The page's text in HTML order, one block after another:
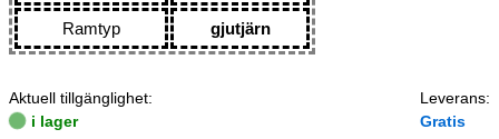
Ramtyp gjutjärn
Aktuell tillgänglighet:
i lager
Leverans:
Gratis